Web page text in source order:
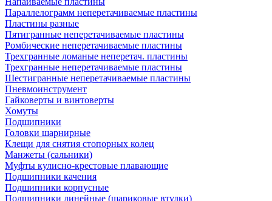
Параллелограмм неперетачиваемые пластины
Пластины разные
Пятигранные неперетачиваемые пластины
Ромбические неперетачиваемые пластины
Трехгранные ломаные неперетач. пластины
Трехгранные неперетачиваемые пластины
Шестигранные неперетачиваемые пластины
Пневмоинструмент
Гайковерты и винтоверты
Хомуты
Подшипники
Головки шарнирные
Клещи для снятия стопорных колец
Манжеты (сальники)
Муфты кулисно-крестовые плавающие
Подшипники качения
Подшипники корпусные
Подшипники линейные (шариковые втулки)